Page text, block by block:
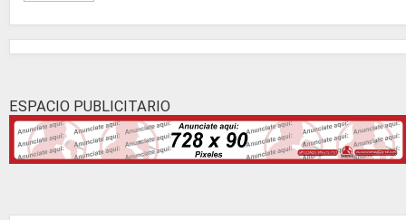
ESPACIO PUBLICITARIO